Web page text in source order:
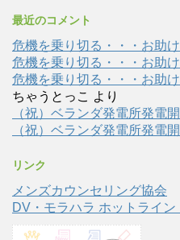
最近のコメント
危機を乗り切る・・・お助
危機を乗り切る・・・お助
危機を乗り切る・・・お助
ちゃうとっこ より
（祝）ベランダ発電所発電
（祝）ベランダ発電所発電
リンク
メンズカウンセリング協会
DV・モラハラ ホットライン